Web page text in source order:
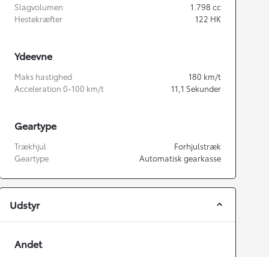
Slagvolumen 1.798 cc
Hestekræfter
122 HK
Ydeevne
Maks hastighed 180 km/t
Acceleration 0-100 km/t
11,1 Sekunder
Geartype
Trækhjul
Forhjulstræk
Geartype
Automatisk gearkasse
Udstyr
Andet